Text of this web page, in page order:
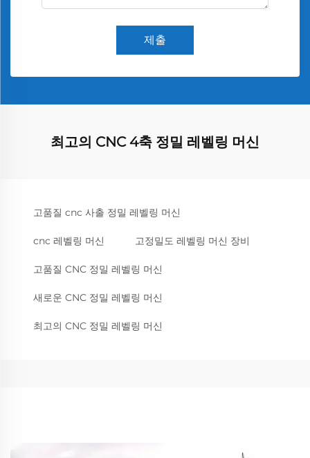
제출
최고의 CNC 4축 정밀 레벨링 머신
고품질 cnc 사출 정밀 레벨링 머신
cnc 레벨링 머신 고정밀도 레벨링 머신 장비
고품질 CNC 정밀 레벨링 머신
새로운 CNC 정밀 레벨링 머신
최고의 CNC 정밀 레벨링 머신